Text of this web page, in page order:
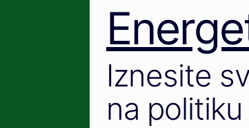
Iznesite
na politiku